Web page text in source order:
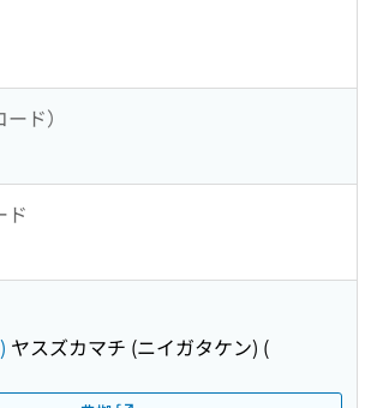
ド）
ド
ヤスズカマチ (ニイガタケン) (